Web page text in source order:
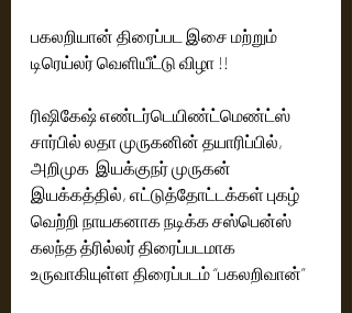
பகலறியான் திரைப்பட இசை மற்றும்
டிரெய்லர் வெளியீட்டு விழா !!
ரிஷிகேஷ் எண்டர்டெயிண்ட்மெண்ட்ஸ்
சார்பில் லதா முருகனின் தயாரிப்பில்,
அறிமுக  இயக்குநர் முருகன்
இயக்கத்தில், எட்டுத்தோட்டக்கள் புகழ்
வெற்றி நாயகனாக நடிக்க சஸ்பென்ஸ்
கலந்த த்ரில்லர் திரைப்படமாக
உருவாகியுள்ள திரைப்படம் “பகலறிவான்”